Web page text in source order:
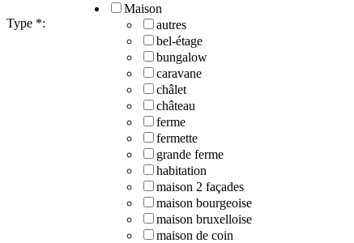
Type *:
Maison
autres
bel-étage
bungalow
caravane
châlet
château
ferme
fermette
grande ferme
habitation
maison 2 façades
maison bourgeoise
maison bruxelloise
maison de coin